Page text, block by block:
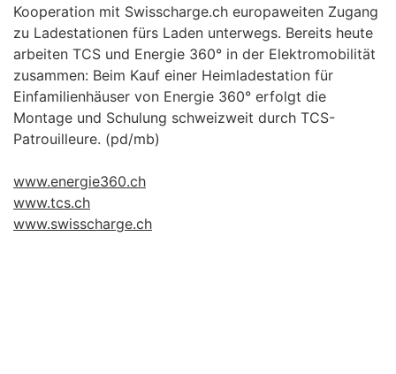
Kooperation mit Swisscharge.ch europaweiten Zugang
zu Ladestationen fürs Laden unterwegs. Bereits heute
arbeiten TCS und Energie 360° in der Elektromobilität
zusammen: Beim Kauf einer Heimladestation für
Einfamilienhäuser von Energie 360° erfolgt die
Montage und Schulung schweizweit durch TCS-
Patrouilleure. (pd/mb)
www.energie360.ch
www.tcs.ch
www.swisscharge.ch